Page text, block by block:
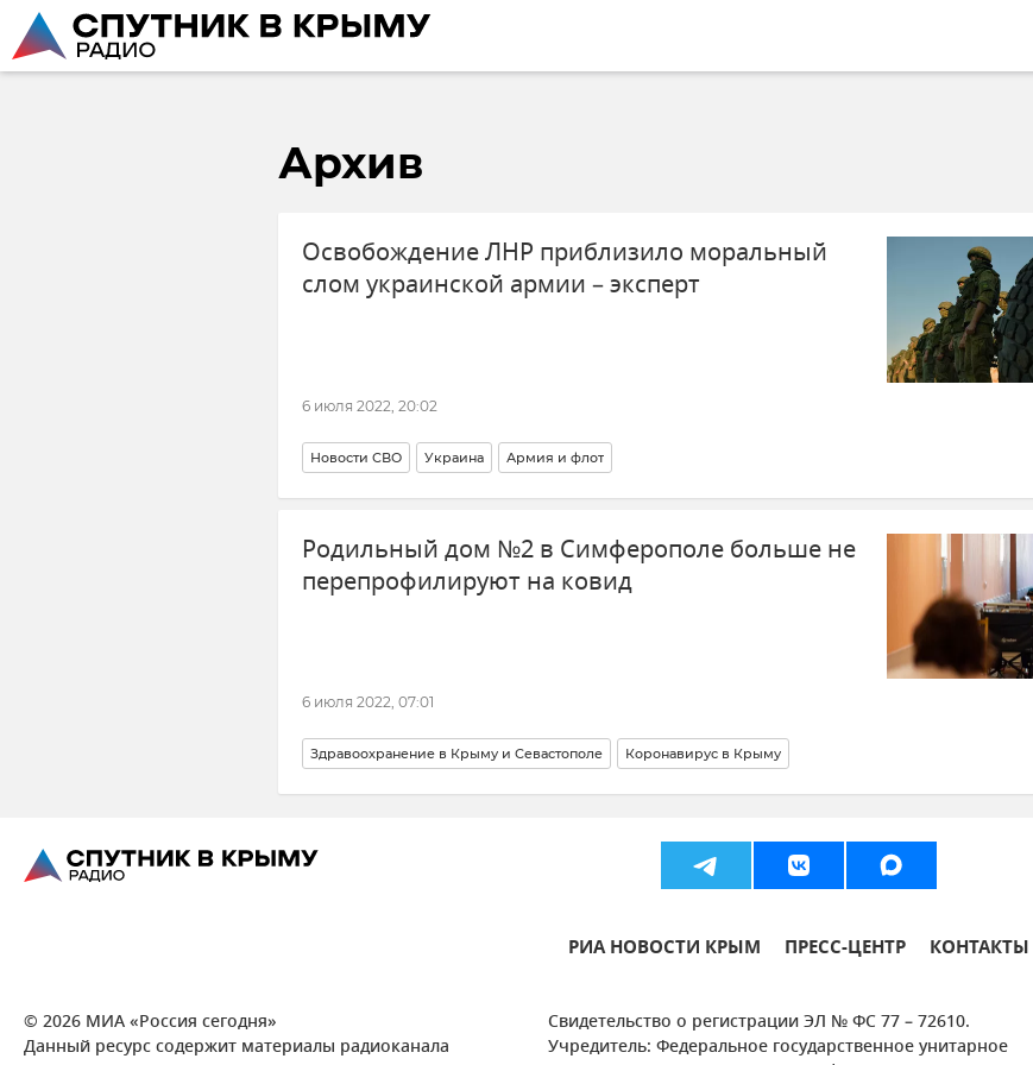
Архив
Освобождение ЛНР приблизило моральный
слом украинской армии – эксперт
6 июля 2022, 20:02
Новости СВО Украина Армия и флот
Родильный дом №2 в Симферополе больше не
перепрофилируют на ковид
6 июля 2022, 07:01
Здравоохранение в Крыму и Севастополе Коронавирус в Крыму
РИА НОВОСТИ КРЫМ ПРЕСС-ЦЕНТР КОНТАКТЫ
© 2026 МИА «Россия сегодня»
Данный ресурс содержит материалы радиоканала
Свидетельство о регистрации ЭЛ № ФС 77 – 72610.
Учредитель: Федеральное государственное унитарное